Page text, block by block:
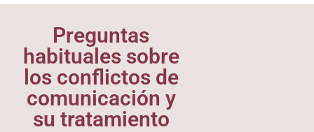
Preguntas
habituales sobre
los conflictos de
comunicación y
su tratamiento